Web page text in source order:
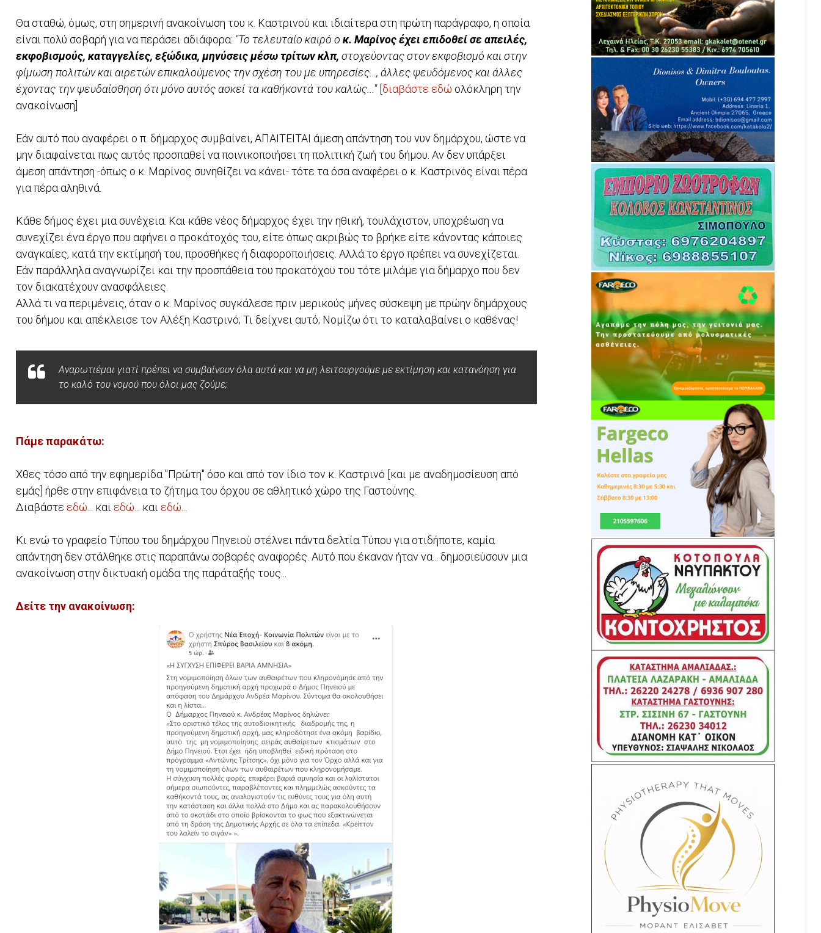
Θα σταθώ, όμως, στη σημερινή ανακοίνωση του κ. Καστρινού και ιδιαίτερα στη πρώτη παράγραφο, η οποία
είναι πολύ σοβαρή για να περάσει αδιάφορα: "Το τελευταίο καιρό ο κ. Μαρίνος έχει επιδοθεί σε απειλές,
εκφοβισμούς, καταγγελίες, εξώδικα, μηνύσεις μέσω τρίτων κλπ, στοχεύοντας στον εκφοβισμό και στην
φίμωση πολιτών και αιρετών επικαλούμενος την σχέση του με υπηρεσίες…, άλλες ψευδόμενος και άλλες
έχοντας την ψευδαίσθηση ότι μόνο αυτός ασκεί τα καθήκοντά του καλώς..." [διαβάστε εδώ ολόκληρη την
ανακοίνωση]
Εάν αυτό που αναφέρει ο π. δήμαρχος συμβαίνει, ΑΠΑΙΤΕΙΤΑΙ άμεση απάντηση του νυν δημάρχου, ώστε να
μην διαφαίνεται πως αυτός προσπαθεί να ποινικοποιήσει τη πολιτική ζωή του δήμου. Αν δεν υπάρξει
άμεση απάντηση -όπως ο κ. Μαρίνος συνηθίζει να κάνει- τότε τα όσα αναφέρει ο κ. Καστρινός είναι πέρα
για πέρα αληθινά.
Κάθε δήμος έχει μια συνέχεια. Και κάθε νέος δήμαρχος έχει την ηθική, τουλάχιστον, υποχρέωση να
συνεχίζει ένα έργο που αφήνει ο προκάτοχός του, είτε όπως ακριβώς το βρήκε είτε κάνοντας κάποιες
αναγκαίες, κατά την εκτίμησή του, προσθήκες ή διαφοροποιήσεις. Αλλά το έργο πρέπει να συνεχίζεται.
Εάν παράλληλα αναγνωρίζει και την προσπάθεια του προκατόχου του τότε μιλάμε για δήμαρχο που δεν
τον διακατέχουν ανασφάλειες.
Αλλά τι να περιμένεις, όταν ο κ. Μαρίνος συγκάλεσε πριν μερικούς μήνες σύσκεψη με πρώην δημάρχους
του δήμου και απέκλεισε τον Αλέξη Καστρινό; Τι δείχνει αυτό; Νομίζω ότι το καταλαβαίνει ο καθένας!
Αναρωτιέμαι γιατί πρέπει να συμβαίνουν όλα αυτά και να μη λειτουργούμε με εκτίμηση και κατανόηση για
το καλό του νομού που όλοι μας ζούμε;
Πάμε παρακάτω:
Χθες τόσο από την εφημερίδα "Πρώτη" όσο και από τον ίδιο τον κ. Καστρινό [και με αναδημοσίευση από
εμάς] ήρθε στην επιφάνεια το ζήτημα του όρχου σε αθλητικό χώρο της Γαστούνης.
Διαβάστε εδώ... και εδώ... και εδώ...
Κι ενώ το γραφείο Τύπου του δημάρχου Πηνειού στέλνει πάντα δελτία Τύπου για οτιδήποτε, καμία
απάντηση δεν στάλθηκε στις παραπάνω σοβαρές αναφορές. Αυτό που έκαναν ήταν να... δημοσιεύσουν μια
ανακοίνωση στην δικτυακή ομάδα της παράταξής τους...
Δείτε την ανακοίνωση: